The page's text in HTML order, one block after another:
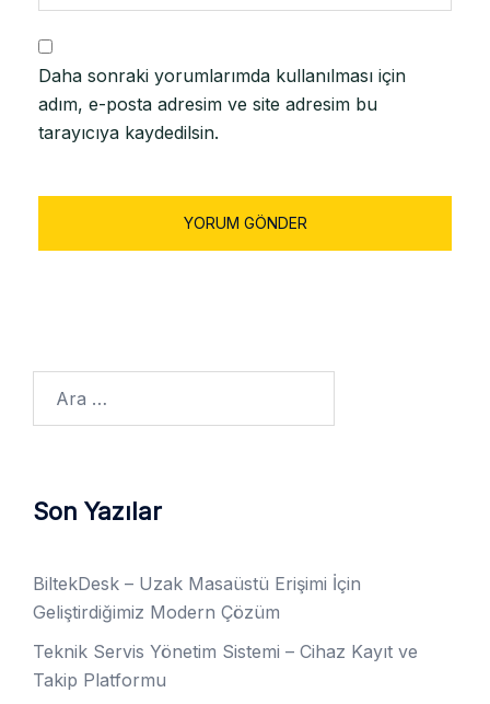
Daha sonraki yorumlarımda kullanılması için
adım, e-posta adresim ve site adresim bu
tarayıcıya kaydedilsin.
Son Yazılar
BiltekDesk – Uzak Masaüstü Erişimi İçin
Geliştirdiğimiz Modern Çözüm
Teknik Servis Yönetim Sistemi – Cihaz Kayıt ve
Takip Platformu